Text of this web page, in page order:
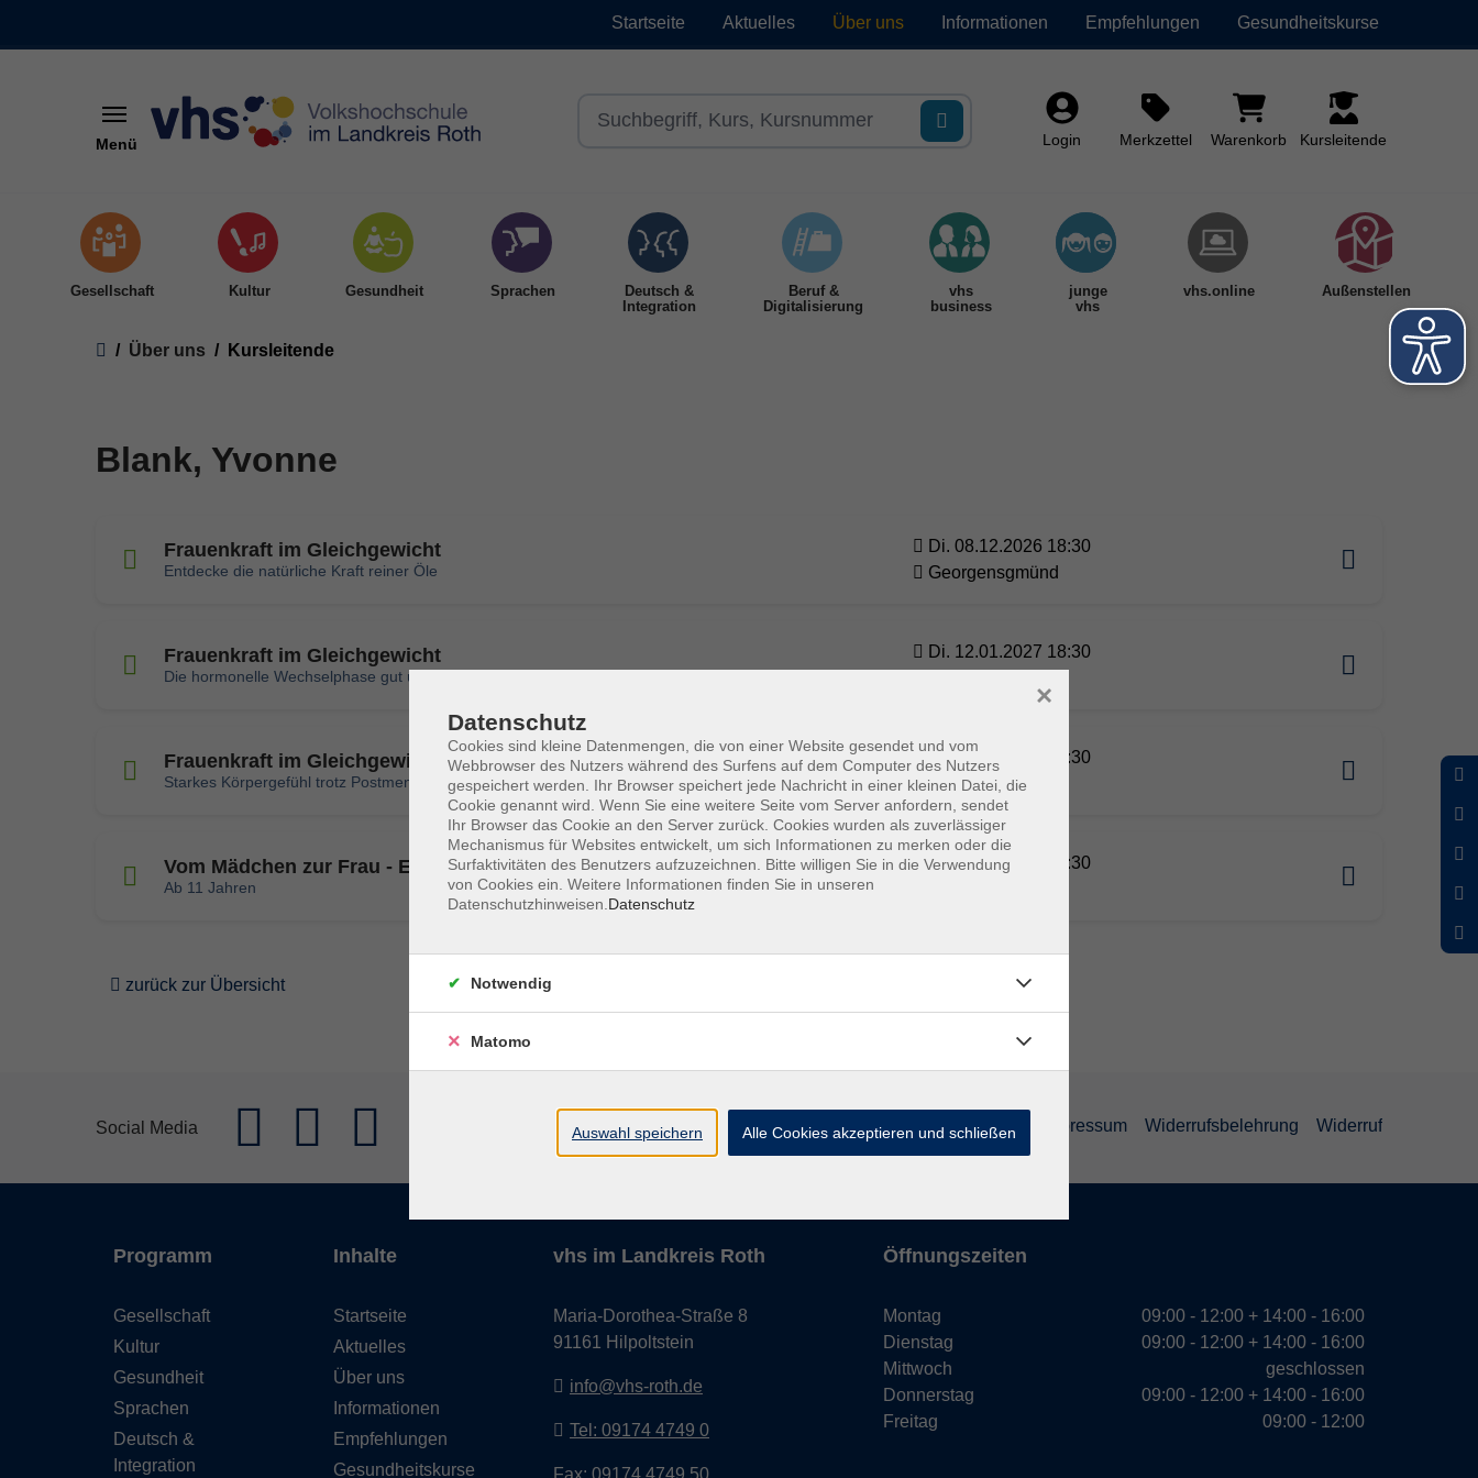
Startseite Aktuelles Über uns Informationen Empfehlungen Gesundheitskurse
Menü Login Merkzettel Warenkorb Kursleitende
Gesellschaft Kultur Gesundheit Sprachen
Deutsch &
Integration
Beruf &
Digitalisierung
vhs
business
junge
vhs
vhs.online Außenstellen
You are here:
Über uns Kursleitende
Blank, Yvonne
Frauenkraft im Gleichgewicht
Entdecke die natürliche Kraft reiner Öle
Di. 08.12.2026 18:30
Georgensgmünd
Frauenkraft im Gleichgewicht
Die hormonelle Wechselphase gut überstehen
Di. 12.01.2027 18:30
Frauenkraft im Gleichgewicht
Starkes Körpergefühl trotz Postmenopause ab 55
Di. 26.01.2027 18:30
Georgensgmünd
Vom Mädchen zur Frau - Entdecke den weiblichen Zyklus in dir
Ab 11 Jahren
Di. 09.02.2027 18:30
zurück zur Übersicht
Social Media AGB Datenschutzerklärung Impressum Widerrufsbelehrung Widerruf
Programm
Gesellschaft
Kultur
Gesundheit
Sprachen
Deutsch &
Integration
Inhalte
Startseite
Aktuelles
Über uns
Informationen
Empfehlungen
Gesundheitskurse
vhs im Landkreis Roth
Maria-Dorothea-Straße 8
91161 Hilpoltstein
info@vhs-roth.de
Tel: 09174 4749 0
Fax: 09174 4749 50
Öffnungszeiten
Montag
Dienstag
Mittwoch
Donnerstag
Freitag
09:00 - 12:00 + 14:00 - 16:00
09:00 - 12:00 + 14:00 - 16:00
geschlossen
09:00 - 12:00 + 14:00 - 16:00
09:00 - 12:00
Datenschutz
Cookies sind kleine Datenmengen, die von einer Website gesendet und vom
Webbrowser des Nutzers während des Surfens auf dem Computer des Nutzers
gespeichert werden. Ihr Browser speichert jede Nachricht in einer kleinen Datei, die
Cookie genannt wird. Wenn Sie eine weitere Seite vom Server anfordern, sendet
Ihr Browser das Cookie an den Server zurück. Cookies wurden als zuverlässiger
Mechanismus für Websites entwickelt, um sich Informationen zu merken oder die
Surfaktivitäten des Benutzers aufzuzeichnen. Bitte willigen Sie in die Verwendung
von Cookies ein. Weitere Informationen finden Sie in unseren
Datenschutzhinweisen. Datenschutz
×
Notwendig
Matomo
Auswahl speichern Alle Cookies akzeptieren und schließen